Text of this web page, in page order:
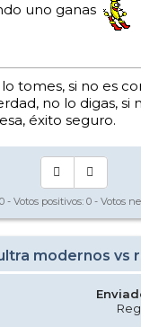
uno ganas
tomes, si no es
no lo digas, si
éxito seguro.
0 - Votos positivos: 0 - Votos
modernos vs